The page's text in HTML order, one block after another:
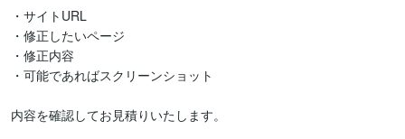
・サイトURL
・修正したいページ
・修正内容
・可能であればスクリーンショット
内容を確認してお見積りいたします。